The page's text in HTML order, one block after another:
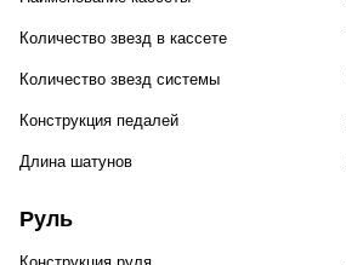
Количество звезд в кассете
Количество звезд системы
Конструкция педалей
Длина шатунов
Руль